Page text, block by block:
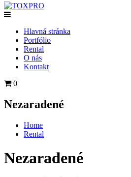
Hlavná stránka
Portfólio
Rental
O nás
Kontakt
0
Nezaradené
Home
Rental
Nezaradené